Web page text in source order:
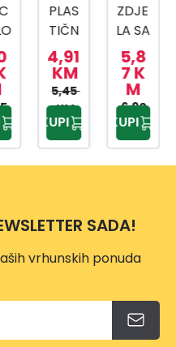
ZDJE
LA SA
CJED
ILJK
OM
5,8
7 K
M
6,90
KM
KUPI
TITIZ
POS
UDA
ZA
BEBI
HRA
NU
500
ML
2,4
7 K
M
2,90
KM
KUPI
SADA!
vrhunskih ponuda